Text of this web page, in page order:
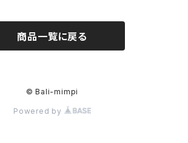
商品一覧に戻る
© Bali-mimpi
Powered by